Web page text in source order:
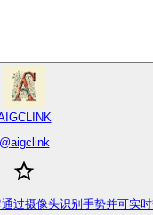
@aigclink
过摄像头识别手势并可实